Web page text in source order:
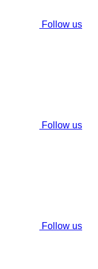
Follow us
Follow us
Follow us